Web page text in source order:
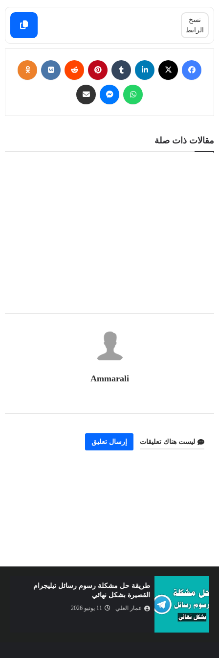
نسخ
الرابط
مقالات ذات صلة
Ammarali
ليست هناك تعليقات إرسال تعليق
الربح من الإنترنت عبر استخدام طريقة جديدة و
سهلة للغاية
عمار العلي 09 يونيو 2026